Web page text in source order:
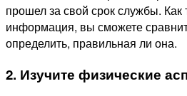
прошел за свой срок службы. Как
информация, вы сможете
определить, правильная ли она.
2. Изучите физические